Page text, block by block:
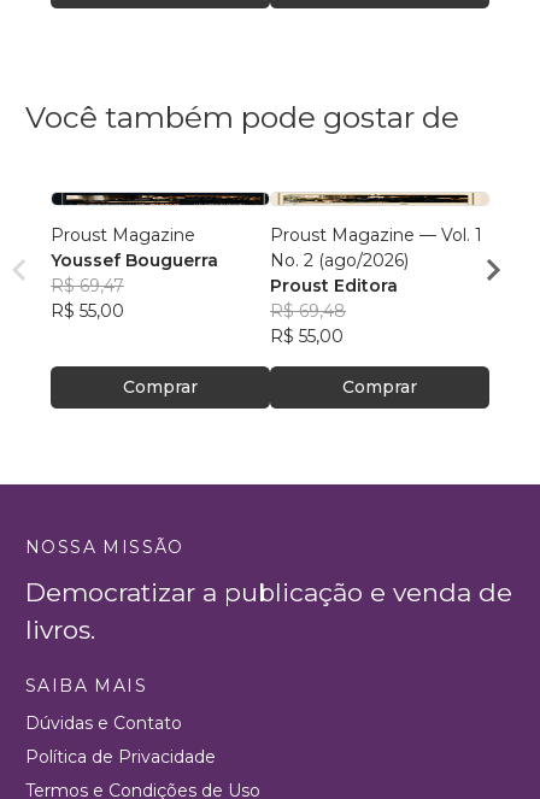
Você também pode gostar de
Proust Magazine
Youssef Bouguerra
R$ 69,47
R$ 55,00
Comprar
Proust Magazine — Vol. 1
No. 2 (ago/2026)
Proust Editora
R$ 69,48
R$ 55,00
Comprar
NOSSA MISSÃO
Democratizar a publicação e venda de
livros.
SAIBA MAIS
Dúvidas e Contato
Política de Privacidade
Termos e Condições de Uso